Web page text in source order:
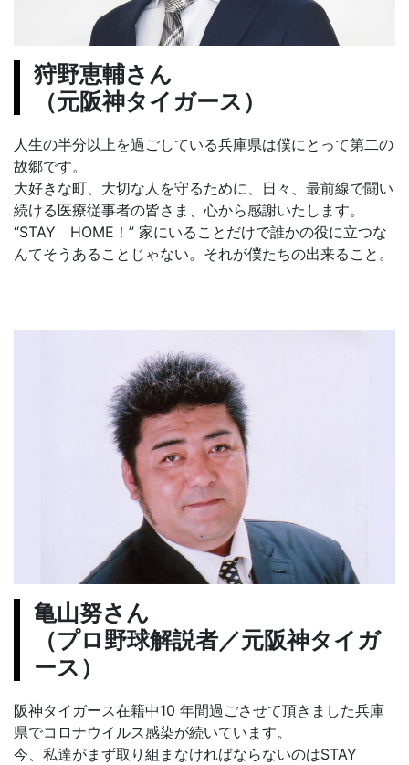
狩野恵輔さん
（元阪神タイガース）
人生の半分以上を過ごしている兵庫県は僕にとって第二の
故郷です。
大好きな町、大切な人を守るために、日々、最前線で闘い
続ける医療従事者の皆さま、心から感謝いたします。
“STAY HOME！” 家にいることだけで誰かの役に立つな
んてそうあることじゃない。それが僕たちの出来ること。
亀山努さん
（プロ野球解説者／元阪神タイガ
ース）
阪神タイガース在籍中10 年間過ごさせて頂きました兵庫
県でコロナウイルス感染が続いています。
今、私達がまず取り組まなければならないのはSTAY